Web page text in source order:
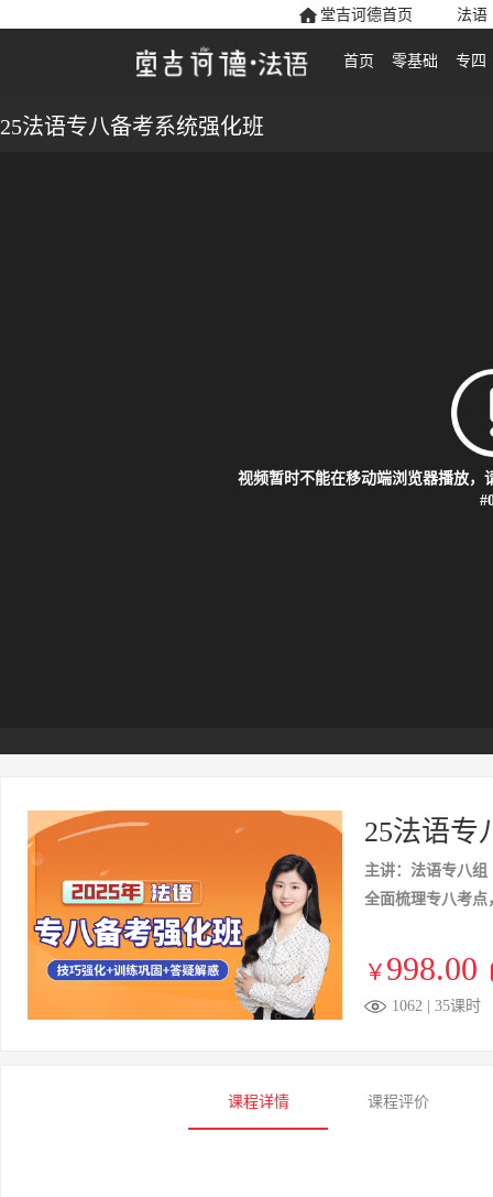
堂吉诃德首页 法语
首页 零基础 专四
25法语专八备考系统强化班
视频暂时不能在移动端浏览器播放，
25法语专
主讲：法语专八组
全面梳理专八考点
￥ 998.00
1062 | 35课时
课程详情 课程评价